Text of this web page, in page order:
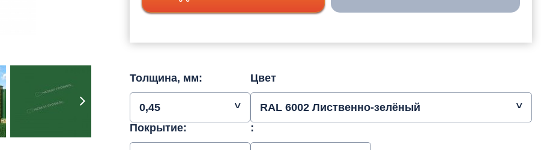
Толщина, мм:
0,45
Цвет
RAL 6002 Лиственно-зелёный
Покрытие:
: